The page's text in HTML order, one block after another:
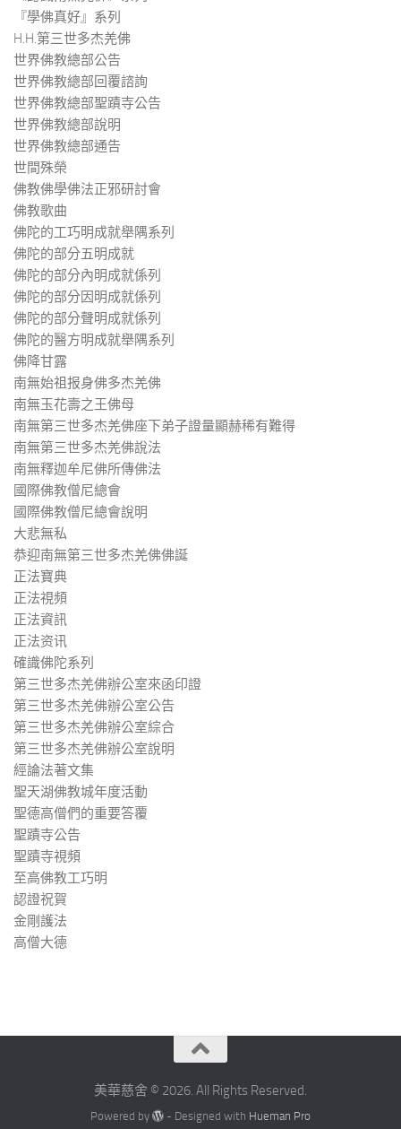
『學佛真好』系列
H.H.第三世多杰羌佛
世界佛教總部公告
世界佛教總部回覆諮詢
世界佛教總部聖蹟寺公告
世界佛教總部說明
世界佛教總部通告
世間殊榮
佛教佛學佛法正邪研討會
佛教歌曲
佛陀的工巧明成就舉隅系列
佛陀的部分五明成就
佛陀的部分內明成就係列
佛陀的部分因明成就係列
佛陀的部分聲明成就係列
佛陀的醫方明成就舉隅系列
佛降甘露
南無始祖报身佛多杰羌佛
南無玉花壽之王佛母
南無第三世多杰羌佛座下弟子證量顯赫稀有難得
南無第三世多杰羌佛說法
南無釋迦牟尼佛所傳佛法
國際佛教僧尼總會
國際佛教僧尼總會說明
大悲無私
恭迎南無第三世多杰羌佛佛誕
正法寶典
正法視頻
正法資訊
正法资讯
確識佛陀系列
第三世多杰羌佛辦公室來函印證
第三世多杰羌佛辦公室公告
第三世多杰羌佛辦公室綜合
第三世多杰羌佛辦公室說明
經論法著文集
聖天湖佛教城年度活動
聖德高僧們的重要答覆
聖蹟寺公告
聖蹟寺視頻
至高佛教工巧明
認證祝賀
金剛護法
高僧大德
美華慈舍 © 2026. All Rights Reserved.
Powered by - Designed with Hueman Pro